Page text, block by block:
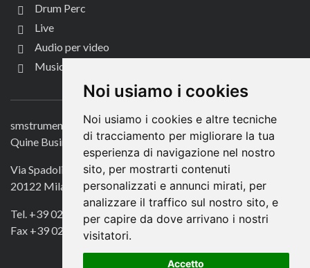
Noi usiamo i cookies
Noi usiamo i cookies e altre tecniche
di tracciamento per migliorare la tua
esperienza di navigazione nel nostro
sito, per mostrarti contenuti
personalizzati e annunci mirati, per
analizzare il traffico sul nostro sito, e
per capire da dove arrivano i nostri
visitatori.
Accetto
Drum Perc
Live
Audio per video
Music Life
CONTATTACI
smstrumentimusicali.it
Quine Business Publisher
Via Spadolini 7
20122 Milano
Tel. +39 02 49756990
Fax +39 02 72016740